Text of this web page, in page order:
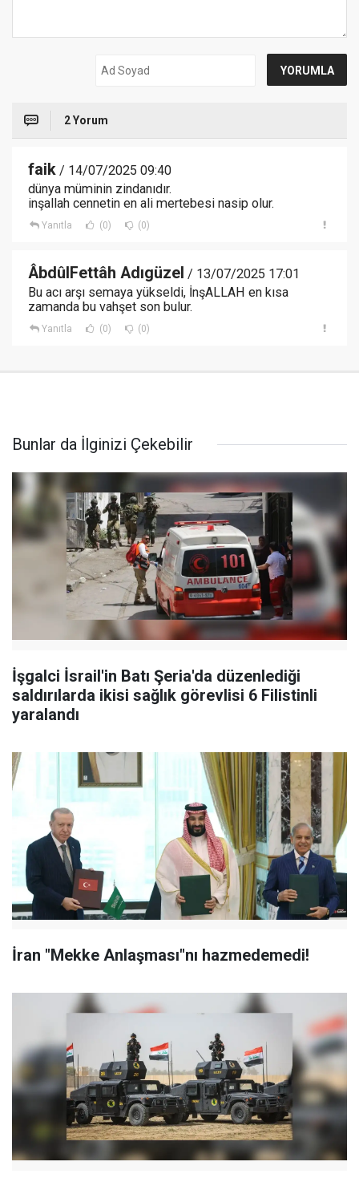
2 Yorum
faik / 14/07/2025 09:40
dünya müminin zindanıdır.
inşallah cennetin en ali mertebesi nasip olur.
Yanıtla (0) (0)
ÂbdûlFettâh Adıgüzel / 13/07/2025 17:01
Bu acı arşı semaya yükseldi, İnşALLAH en kısa
zamanda bu vahşet son bulur.
Yanıtla (0) (0)
Bunlar da İlginizi Çekebilir
İşgalci İsrail'in Batı Şeria'da düzenlediği
saldırılarda ikisi sağlık görevlisi 6 Filistinli
yaralandı
İran "Mekke Anlaşması"nı hazmedemedi!